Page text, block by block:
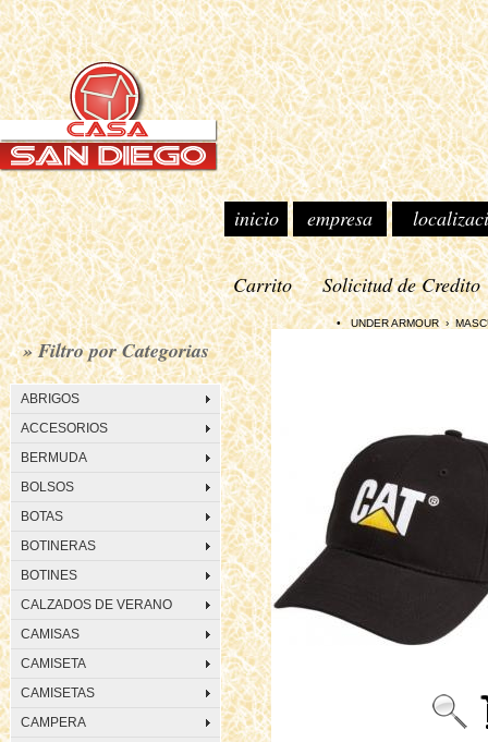
inicio empresa
Carrito Solicitud de Credito
» Filtro por Categorias
ABRIGOS
ACCESORIOS
BERMUDA
BOLSOS
BOTAS
BOTINERAS
BOTINES
CALZADOS DE VERANO
CAMISAS
CAMISETA
CAMISETAS
CAMPERA
• UNDER ARMOUR ›